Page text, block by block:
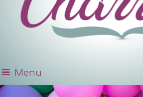
Menu